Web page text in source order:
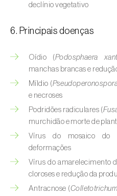
Cacaueiro (Theobroma
Cafeeiro (Coffea spp.
Cana-de-açúcar (
Cânhamo / Canábis (
Carambola (Averrhoa
Carpino-europeu (
Carvalhos (Quercus
Castanheiro (
declínio vegetativo
6. Principais doenças
Oídio (Podosphaera
manchas brancas e
Míldio (
e necroses
Podridões radiculares (
murchidão e morte de
Vírus do mosaico do
deformações
Vírus do amarelecimento
cloroses e redução da
Antracnose (